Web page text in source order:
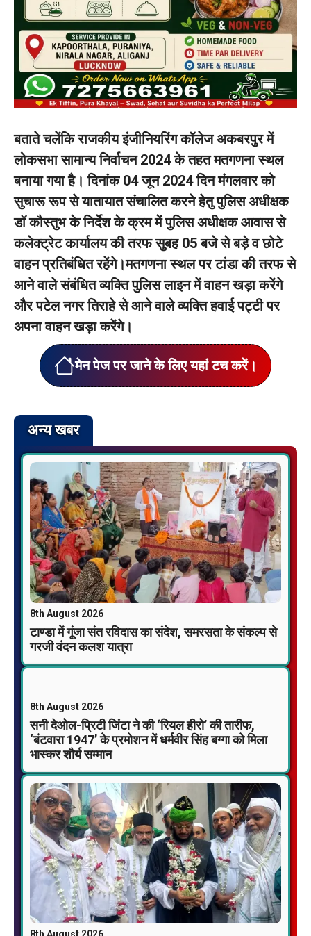
बताते चलेंकि राजकीय इंजीनियरिंग कॉलेज अकबरपुर में
लोकसभा सामान्य निर्वाचन 2024 के तहत मतगणना स्थल
बनाया गया है। दिनांक 04 जून 2024 दिन मंगलवार को
सुचारू रूप से यातायात संचालित करने हेतु पुलिस अधीक्षक
डॉ कौस्तुभ के निर्देश के क्रम में पुलिस अधीक्षक आवास से
कलेक्ट्रेट कार्यालय की तरफ सुबह 05 बजे से बड़े व छोटे
वाहन प्रतिबंधित रहेंगे।मतगणना स्थल पर टांडा की तरफ से
आने वाले संबंधित व्यक्ति पुलिस लाइन में वाहन खड़ा करेंगे
और पटेल नगर तिराहे से आने वाले व्यक्ति हवाई पट्टी पर
अपना वाहन खड़ा करेंगे।
मेन पेज पर जाने के लिए यहां टच करें।
अन्य खबर
8th August 2026
टाण्डा में गूंजा संत रविदास का संदेश, समरसता के संकल्प से
गरजी वंदन कलश यात्रा
8th August 2026
सनी देओल-प्रिटी जिंटा ने की ‘रियल हीरो’ की तारीफ,
‘बंटवारा 1947’ के प्रमोशन में धर्मवीर सिंह बग्गा को मिला
भास्कर शौर्य सम्मान